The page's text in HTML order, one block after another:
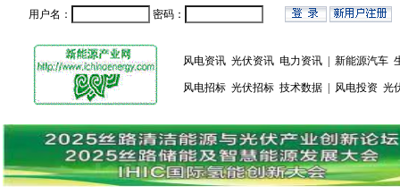
用户名： 密码：
风电资讯 光伏资讯 电力资讯 新能源汽车
风电招标 光伏招标 技术数据 风电投资 光